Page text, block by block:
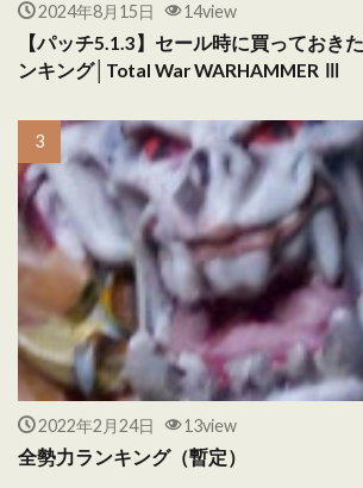
2024年8月15日 14view
【パッチ5.1.3】セール時に買っておき
ンキング│Total War WARHAMMER Ⅲ
2022年2月24日 13view
全勢力ランキング（暫定）